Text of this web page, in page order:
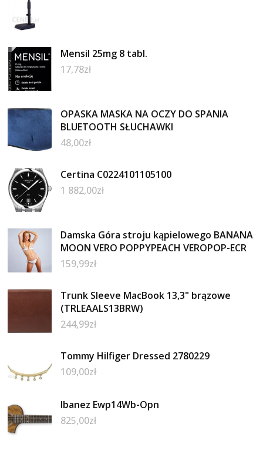
Mensil 25mg 8 tabl.
17,78zł
OPASKA MASKA NA OCZY DO SPANIA
BLUETOOTH SŁUCHAWKI
48,00zł
Certina C0224101105100
1 882,00zł
Damska Góra stroju kąpielowego BANANA
MOON VERO POPPYPEACH VEROPOP-ECR
159,99zł
Trunk Sleeve MacBook 13,3" brązowe
(TRLEAALS13BRW)
244,99zł
Tommy Hilfiger Dressed 2780229
109,00zł
Ibanez Ewp14Wb-Opn
825,00zł